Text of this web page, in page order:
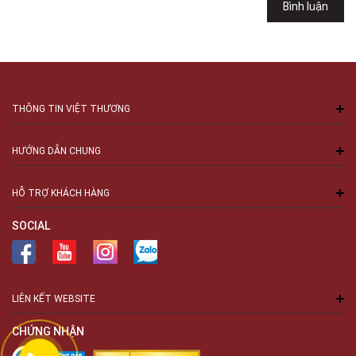
Bình luận
THÔNG TIN VIỆT THƯƠNG
HƯỚNG DẪN CHUNG
HỖ TRỢ KHÁCH HÀNG
SOCIAL
LIÊN KẾT WEBSITE
CHỨNG NHẬN